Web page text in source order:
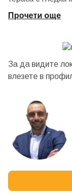
Прочети още
За да видите
влезете в